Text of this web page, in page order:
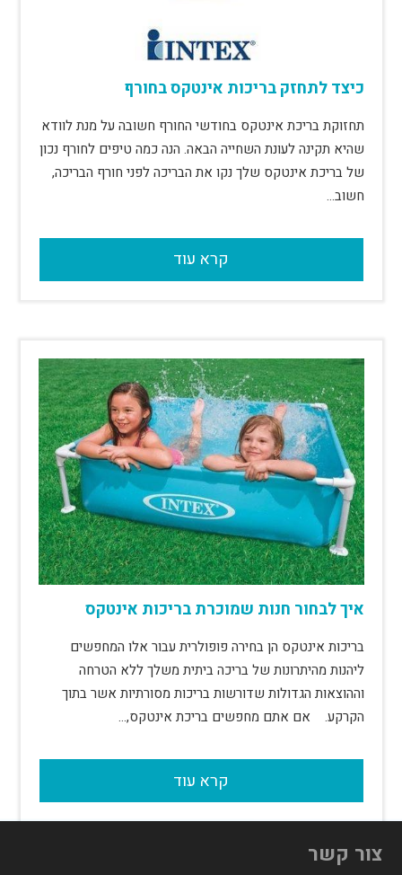
כיצד לתחזק בריכות אינטקס בחורף
תחזוקת בריכת אינטקס בחודשי החורף חשובה על מנת לוודא
שהיא תקינה לעונת השחייה הבאה. הנה כמה טיפים לחורף נכון
של בריכת אינטקס שלך נקו את הבריכה לפני חורף הבריכה,
חשוב…
קרא עוד
איך לבחור חנות שמוכרת בריכות אינטקס
בריכות אינטקס הן בחירה פופולרית עבור אלו המחפשים
ליהנות מהיתרונות של בריכה ביתית משלך ללא הטרחה
וההוצאות הגדולות שדורשות בריכות מסורתיות אשר בתוך
הקרקע. אם אתם מחפשים בריכת אינטקס,…
קרא עוד
צור קשר